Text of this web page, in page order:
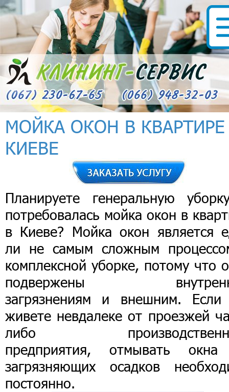
МОЙКА ОКОН В КВАРТИРЕ
КИЕВЕ
Планируете генеральную
потребовалась мойка окон в
в Киеве? Мойка окон является
ли не самым сложным
комплексной уборке, потому что
подвержены
загрязнениям и внешним.
живете невдалеке от проезжей
либо
предприятия, отмывать
загрязняющих осадков
постоянно.